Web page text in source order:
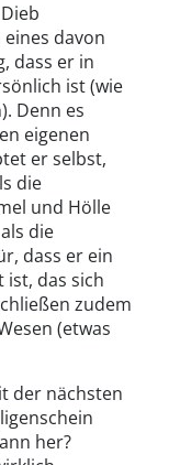
davon
dass er in
ist (wie
Denn es
eigenen
er selbst,
die
und Hölle
die
dass er ein
das sich
zudem
(etwas
der nächsten
her?